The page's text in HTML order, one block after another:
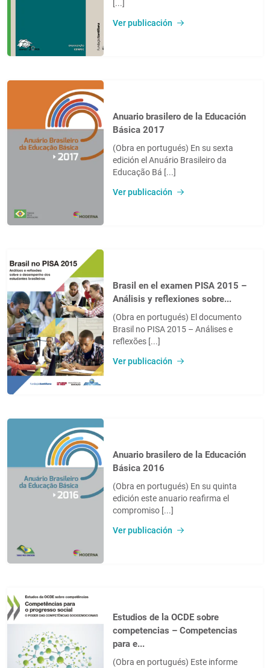
[...]
Ver publicación
Anuario brasilero de la Educación
Básica 2017
(Obra en portugués) En su sexta
edición el Anuário Brasileiro da
Educação Bá [...]
Ver publicación
Brasil en el examen PISA 2015 –
Análisis y reflexiones sobre...
(Obra en portugués) El documento
Brasil no PISA 2015 – Análises e
reflexões [...]
Ver publicación
Anuario brasilero de la Educación
Básica 2016
(Obra en portugués) En su quinta
edición este anuario reafirma el
compromiso [...]
Ver publicación
Estudios de la OCDE sobre
competencias – Competencias
para e...
(Obra en portugués) Este informe